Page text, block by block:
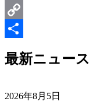
最新ニュース
2026年8月5日